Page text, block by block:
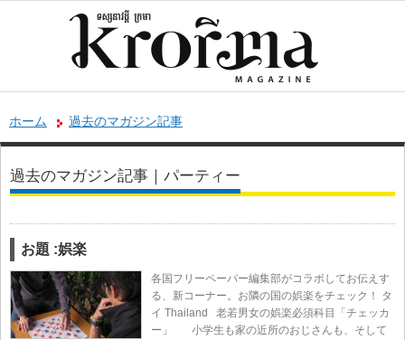
ホーム 過去のマガジン記事
過去のマガジン記事｜パーティー
お題 :娯楽
各国フリーペーパー編集部がコラボしてお伝えす
る、新コーナー。お隣の国の娯楽をチェック！ タ
イ Thailand 老若男女の娯楽必須科目「チェッカ
ー」 小学生も家の近所のおじさんも、そして